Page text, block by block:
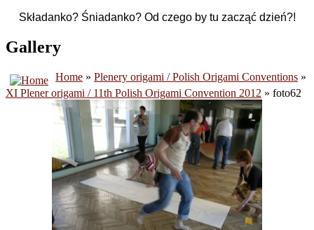
Składanko? Śniadanko? Od czego by tu zacząć dzień?!
Gallery
Home » Plenery origami / Polish Origami Conventions »
XI Plener origami / 11th Polish Origami Convention 2012 » foto62